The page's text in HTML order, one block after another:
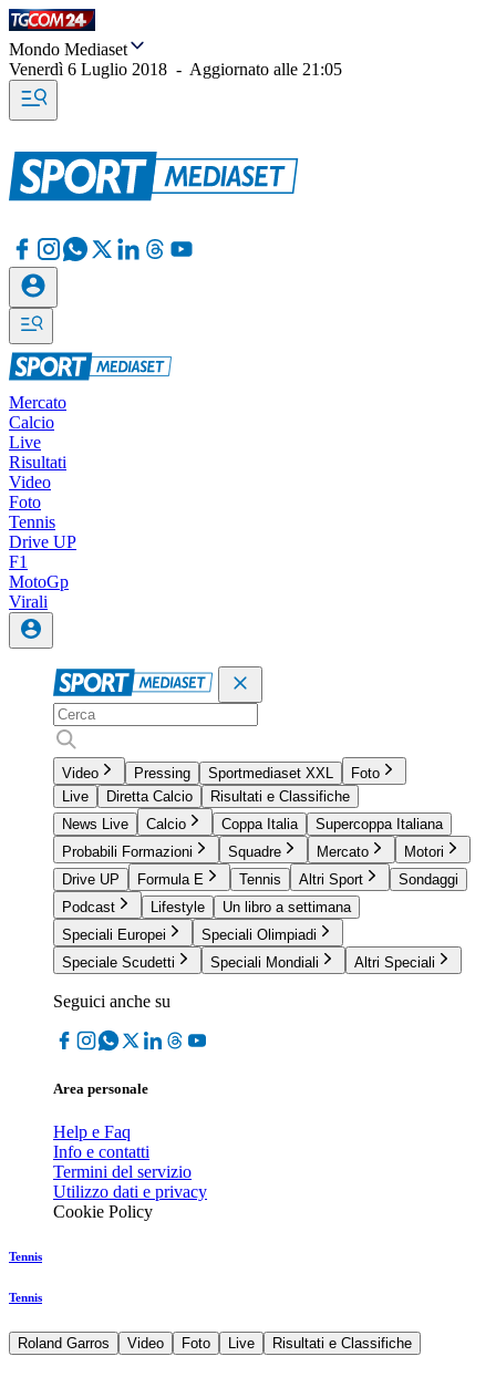
Mondo Mediaset
Venerdì 6 Luglio 2018 - Aggiornato alle 21:05
Mercato
Calcio
Live
Risultati
Video
Foto
Tennis
Drive UP
F1
MotoGp
Virali
Video Pressing Sportmediaset XXL
Foto
Live
Diretta Calcio
Risultati e Classifiche
News Live
Calcio Coppa Italia
Supercoppa Italiana
Probabili Formazioni
Squadre Mercato
Motori
Drive UP
Formula E Tennis Altri Sport
Sondaggi
Podcast
Lifestyle
Un libro a settimana
Speciali Europei
Speciali Olimpiadi
Speciale Scudetti
Speciali Mondiali Altri Speciali
Seguici anche su
Area personale
Help e Faq
Info e contatti
Termini del servizio
Utilizzo dati e privacy
Cookie Policy
Tennis
Tennis
Roland Garros Video Foto Live Risultati e Classifiche